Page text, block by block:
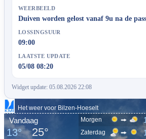
WEERBEELD
Duiven worden gelost vanaf 9u na de
LOSSINGSUUR
09:00
LAATSTE UPDATE
05/08 08:20
Widget update: 05.08.2026 22:08